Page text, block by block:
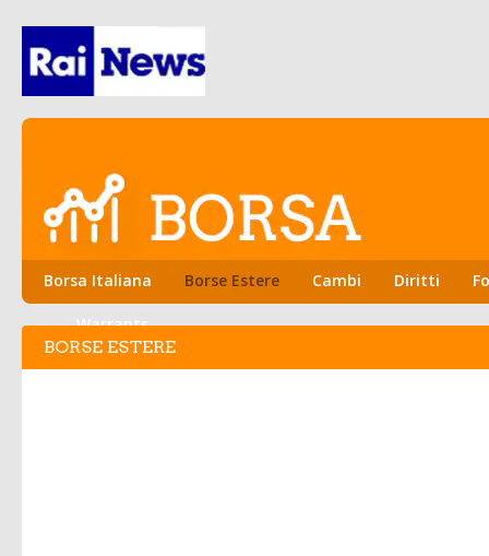
Borsa Italiana Borse Estere Cambi Diritti
Warrants
BORSE ESTERE